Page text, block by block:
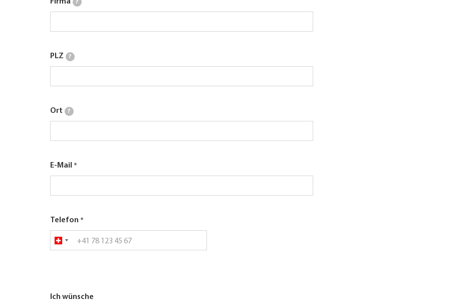
Firma ?
PLZ ?
Ort ?
E-Mail
Telefon
Ich wünsche